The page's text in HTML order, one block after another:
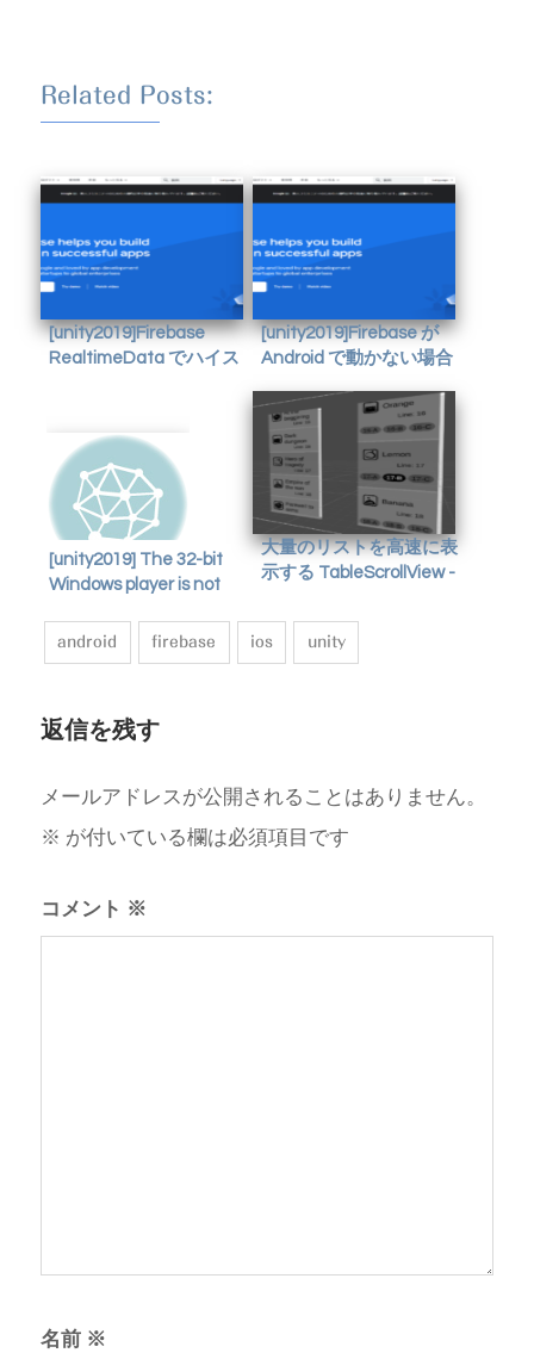
Related Posts:
[unity2019]Firebase
RealtimeData でハイス
[unity2019]Firebase が
Android で動かない場合
[unity2019] The 32-bit
Windows player is not
the Input System.
大量のリストを高速に表
示する TableScrollView -
android firebase ios unity
返信を残す
メールアドレスが公開されることはありません。
※ が付いている欄は必須項目です
コメント ※
名前 ※